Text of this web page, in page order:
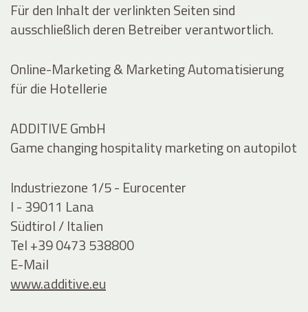
Für den Inhalt der verlinkten Seiten sind
ausschließlich deren Betreiber verantwortlich.
Online-Marketing & Marketing Automatisierung
für die Hotellerie
ADDITIVE GmbH
Game changing hospitality marketing on autopilot
Industriezone 1/5 - Eurocenter
I - 39011 Lana
Südtirol / Italien
Tel +39 0473 538800
E-Mail
www.additive.eu